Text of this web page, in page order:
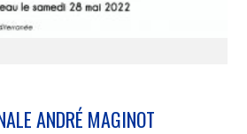
ANDRÉ MAGINOT